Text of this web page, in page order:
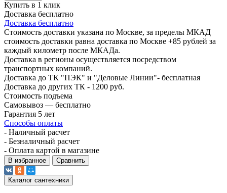
Купить в 1 клик
Доставка бесплатно
Доставка бесплатно
Стоимость доставки указана по Москве, за пределы МКАД
стоимость доставки равна доставка по Москве +85 рублей за
каждый километр после МКАДа.
Доставка в регионы осуществляется посредством
транспортных компаний.
Доставка до ТК "ПЭК" и "Деловые Линии"- бесплатная
Доставка до других ТК - 1200 руб.
Стоимость подъема
Самовывоз — бесплатно
Гарантия 5 лет
Способы оплаты
- Наличный расчет
- Безналичный расчет
- Оплата картой в магазине
В избранное Сравнить
Каталог сантехники